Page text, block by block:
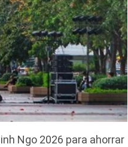
Ngo 2026 para ahorrar